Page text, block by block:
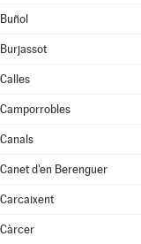
Buñol
Burjassot
Calles
Camporrobles
Canals
Canet d'en Berenguer
Carcaixent
Càrcer